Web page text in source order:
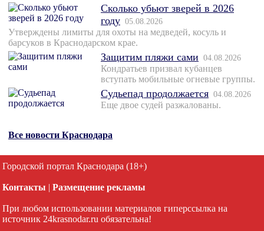
Сколько убьют зверей в 2026
году 05.08.2026
Утверждены лимиты для охоты на медведей, косуль и
барсуков в Краснодарском крае.
Защитим пляжи сами 04.08.2026
Кондратьев призвал кубанцев
вступать мобильные огневые группы.
Судьепад продолжается 04.08.2026
Еще двое судей разжалованы.
Все новости Краснодара
Городской портал Краснодара (18+)
Контакты | Размещение рекламы
При любом использовании материалов гиперссылка на
источник 24krasnodar.ru обязательна!